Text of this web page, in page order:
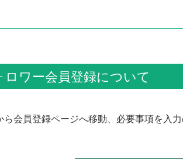
ロワー会員登録について
ら会員登録ページへ移動、必要事項を入